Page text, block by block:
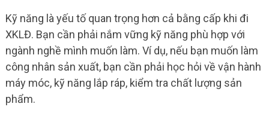
Kỹ năng là yếu tố quan trọng hơn cả bằng cấp khi đi
XKLĐ. Bạn cần phải nắm vững kỹ năng phù hợp với
ngành nghề mình muốn làm. Ví dụ, nếu bạn muốn làm
công nhân sản xuất, bạn cần phải học hỏi về vận hành
máy móc, kỹ năng lắp ráp, kiểm tra chất lượng sản
phẩm.